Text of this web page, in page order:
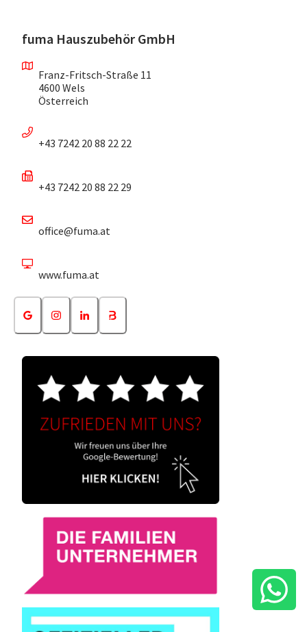
fuma Hauszubehör GmbH
Franz-Fritsch-Straße 11
4600 Wels
Österreich
+43 7242 20 88 22 22
+43 7242 20 88 22 29
office@fuma.at
www.fuma.at